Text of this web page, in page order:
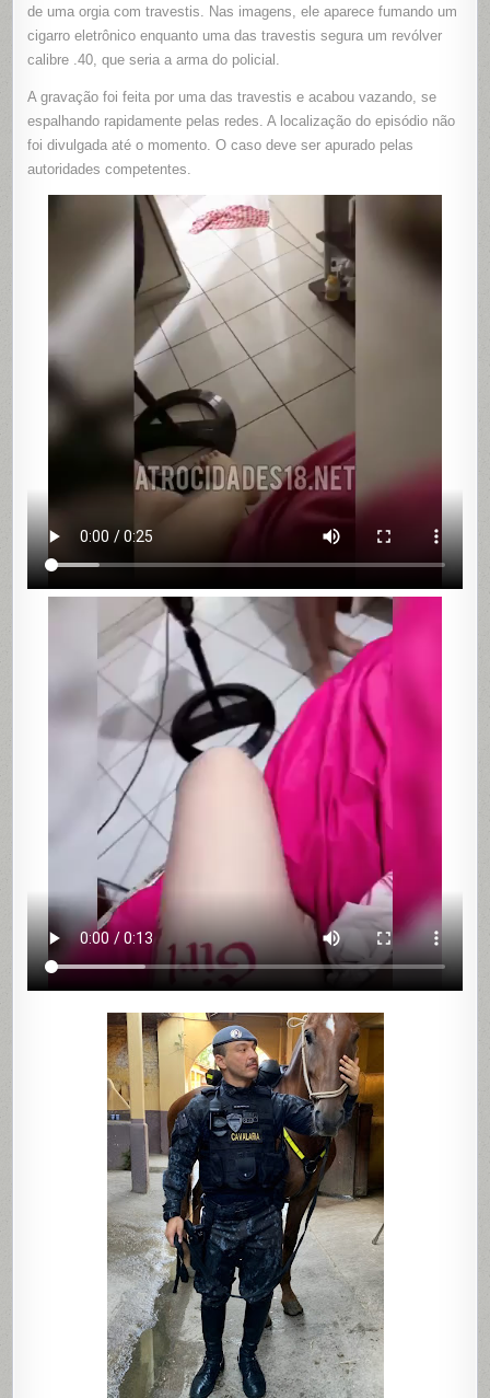
APÓS
UMA
SERIA
DO
POLICIAL
de uma orgia com travestis. Nas imagens, ele aparece fumando um
cigarro eletrônico enquanto uma das travestis segura um revólver
calibre .40, que seria a arma do policial.
A gravação foi feita por uma das travestis e acabou vazando, se
espalhando rapidamente pelas redes. A localização do episódio não
foi divulgada até o momento. O caso deve ser apurado pelas
autoridades competentes.